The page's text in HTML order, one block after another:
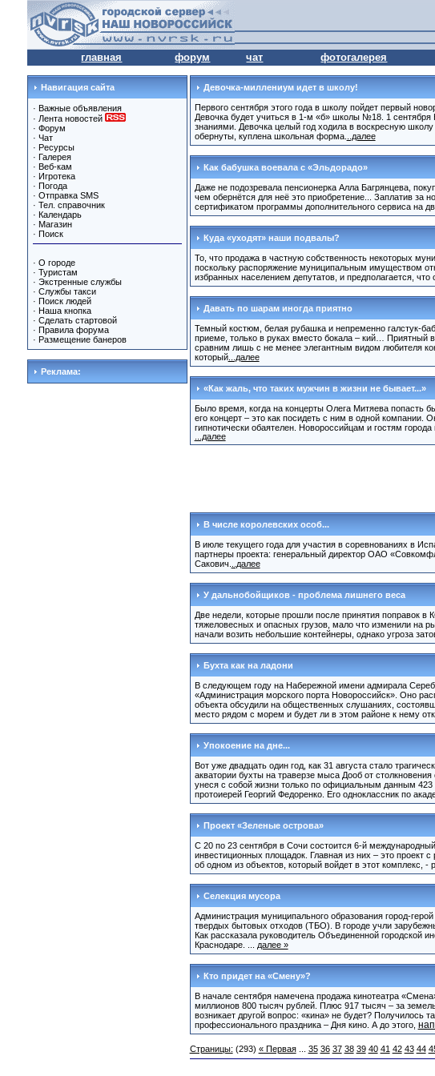
главная форум чат фотогалерея
Навигация сайта
· Важные объявления
· Лента новостей
· Форум
· Чат
· Ресурсы
· Галерея
· Веб-кам
· Игротека
· Погода
· Отправка SMS
· Тел. справочник
· Календарь
· Магазин
· Поиск
· О городе
· Туристам
· Экстренные службы
· Службы такси
· Поиск людей
· Наша кнопка
· Сделать стартовой
· Правила форума
· Размещение банеров
Реклама:
Девочка-миллениум идет в школу!
Первого сентября этого года в школу пойдет первый
Девочка будет учиться в 1-м «б» школы №18. 1
знаниями. Девочка целый год ходила в воскресную
обернуты, куплена школьная форма.
..далее
Как бабушка воевала с «Эльдорадо»
Даже не подозревала пенсионерка Алла Багрянцева,
чем обернётся для неё это приобретение... Заплатив за
сертификатом программы дополнительного сервиса на
Куда «уходят» наши подвалы?
То, что продажа в частную собственность некоторых
поскольку распоряжение муниципальным имуществом
избранных населением депутатов, и предполагается,
Давать по шарам иногда приятно
Темный костюм, белая рубашка и непременно галстук-
приеме, только в руках вместо бокала – кий… Приятный
сравним лишь с не менее элегантным видом любителя
который...далее
«Как жаль, что таких мужчин в жизни не бывает...»
Было время, когда на концерты Олега Митяева попасть
его концерт – это как посидеть с ним в одной компании.
гипнотически обаятелен. Новороссийцам и гостям
...далее
В числе королевских особ...
В июле текущего года для участия в соревнованиях в
партнеры проекта: генеральный директор ОАО
Сакович.
..далее
У дальнобойщиков - проблема лишнего веса
Две недели, которые прошли после принятия поправок в
тяжеловесных и опасных грузов, мало что изменили на
начали возить небольшие контейнеры, однако угроза
Бухта как на ладони
В следующем году на Набережной имени адмирала
«Администрация морского порта Новороссийск». Оно
объекта обсудили на общественных слушаниях,
место рядом с морем и будет ли в этом районе к нему
Упокоение на дне...
Вот уже двадцать один год, как 31 августа стало
акватории бухты на траверзе мыса Дооб от
унеся с собой жизни только по официальным данным 423
протоиерей Георгий Федоренко. Его одноклассник по
Проект «Зеленые острова»
С 20 по 23 сентября в Сочи состоится 6-й
инвестиционных площадок. Главная из них – это проект
об одном из объектов, который войдет в этот комплекс, -
Селекция мусора
Администрация муниципального образования город-
твердых бытовых отходов (ТБО). В городе учли
Как рассказала руководитель Объединенной городской
Краснодаре. ...
далее »
Кто придет на «Смену»?
В начале сентября намечена продажа кинотеатра
миллионов 800 тысяч рублей. Плюс 917 тысяч – за
возникает другой вопрос: «кина» не будет? Получилось
профессионального праздника – Дня кино. А до этого,
Страницы: (293) « Первая... 35 36 37 38 39 40 41 42 43 44